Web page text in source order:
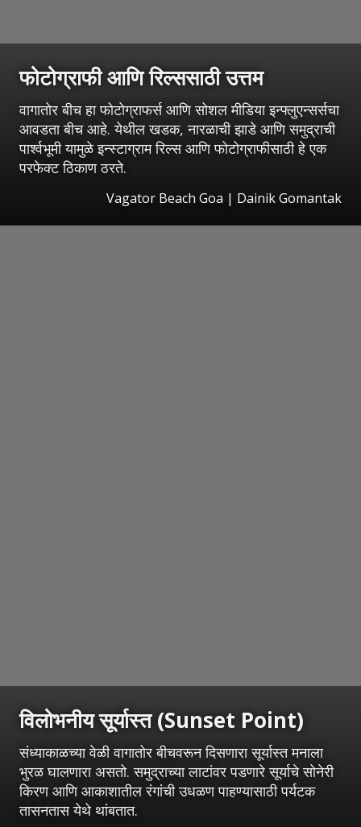
फोटोग्राफी आणि रिल्ससाठी उत्तम
वागातोर बीच हा फोटोग्राफर्स आणि सोशल मीडिया इन्फ्लुएन्सर्सचा
आवडता बीच आहे. येथील खडक, नारळाची झाडे आणि समुद्राची
पार्श्वभूमी यामुळे इन्स्टाग्राम रिल्स आणि फोटोग्राफीसाठी हे एक
परफेक्ट ठिकाण ठरते.
Vagator Beach Goa | Dainik Gomantak
विलोभनीय सूर्यास्त (Sunset Point)
संध्याकाळच्या वेळी वागातोर बीचवरून दिसणारा सूर्यास्त मनाला
भुरळ घालणारा असतो. समुद्राच्या लाटांवर पडणारे सूर्याचे सोनेरी
किरण आणि आकाशातील रंगांची उधळण पाहण्यासाठी पर्यटक
तासनतास येथे थांबतात.